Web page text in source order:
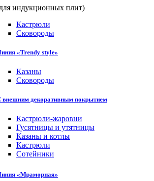
индукционных плит)
Кастрюли
Сковороды
«Trendy style»
Казаны
Сковороды
внешним декоративным покрытием
Кастрюли-жаровни
Гусятницы и утятницы
Казаны и котлы
Кастрюли
Сотейники
«Мраморная»